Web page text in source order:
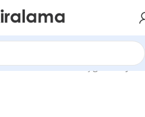
Tek bir sonuç gösteriliyor